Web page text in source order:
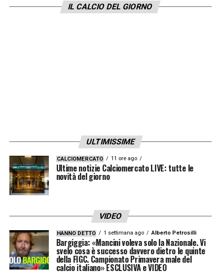
Mentre a Madrid la squadra è stata affidata
LA PLAYLIST DELLE NOSTRE TOP NEWS
IL CALCIO DEL GIORNO
ULTIMISSIME
CALCIOMERCATO 11 ore ago
Ultime notizie Calciomercato LIVE: tutte le
novità del giorno
VIDEO
HANNO DETTO 1 settimana ago Alberto Petrosilli
Bargiggia: «Mancini voleva solo la Nazionale. Vi
svelo cosa è successo davvero dietro le quinte
della FIGC. Campionato Primavera male del
calcio italiano» ESCLUSIVA e VIDEO